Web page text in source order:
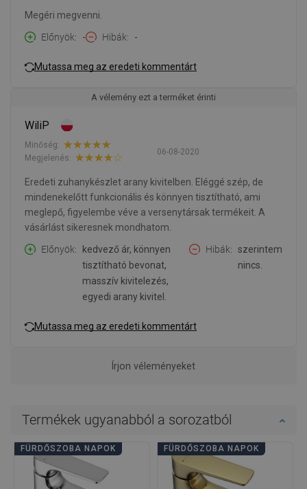
Megéri megvenni.
Előnyök
- Hibák -
Mutassa meg az eredeti kommentárt
A vélemény ezt a terméket érinti
WiliP
06-08-2020
Minőség:
Megjelenés:
Eredeti zuhanykészlet arany kivitelben. Eléggé szép, de
mindenekelőtt funkcionális és könnyen tisztítható, ami
meglepő, figyelembe véve a versenytársak termékeit. A
vásárlást sikeresnek mondhatom.
Előnyök
kedvező ár, könnyen
tisztítható bevonat,
masszív kivitelezés,
egyedi arany kivitel.
Hibák
szerintem
nincs.
Mutassa meg az eredeti kommentárt
Írjon véleményeket
Termékek ugyanabból a sorozatból
FÜRDŐSZOBA NAPOK FÜRDŐSZOBA NAPOK